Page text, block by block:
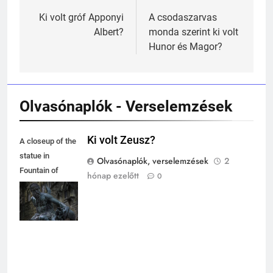
navigáció
Ki volt gróf Apponyi
Albert?
A csodaszarvas
monda szerint ki volt
Hunor és Magor?
Olvasónaplók - Verselemzések
A closeup of the
statue in
Fountain of
Neptune in
Florence, Italy,
during daylight
Ki volt Zeusz?
Olvasónaplók, verselemzések
2
hónap ezelőtt
0
KIK VOLTAK?
TÖRTÉNELEM ÉRDEKESSÉGEK
várak falai mögött?
MIKOR VOLT?
TÖRTÉNELEM ÉRDEKESSÉGEK
244
bukása, és mi történt utána?
MIKOR VOLT?
1